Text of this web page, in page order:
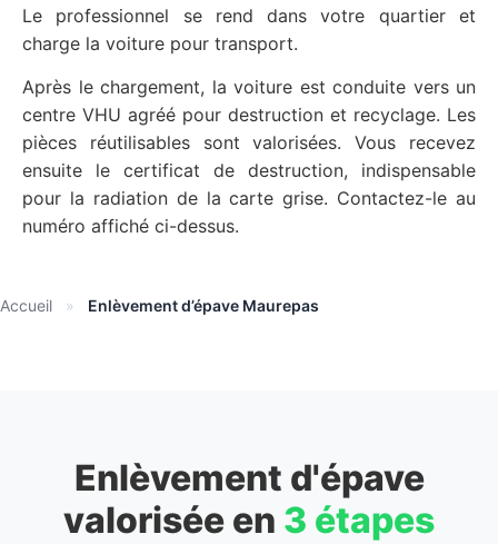
Le professionnel se rend dans votre quartier et
charge la voiture pour transport.
Après le chargement, la voiture est conduite vers un
centre VHU agréé pour destruction et recyclage. Les
pièces réutilisables sont valorisées. Vous recevez
ensuite le certificat de destruction, indispensable
pour la radiation de la carte grise. Contactez-le au
numéro affiché ci-dessus.
Accueil » Enlèvement d’épave Maurepas
Enlèvement d'épave
valorisée en 3 étapes